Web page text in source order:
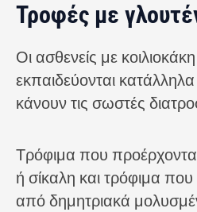
Τροφές με
Οι ασθενείς με
εκπαιδεύονται
κάνουν τις σωστές
Τρόφιμα που
ή σίκαλη και τρόφιμα
από δημητριακά